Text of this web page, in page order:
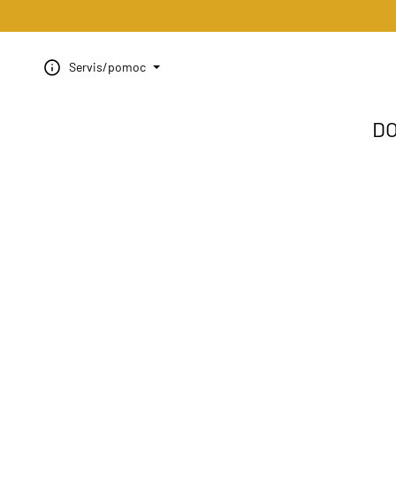
Servis/pomoc